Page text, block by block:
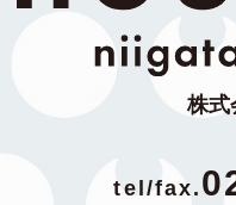
株式
tel/fax.